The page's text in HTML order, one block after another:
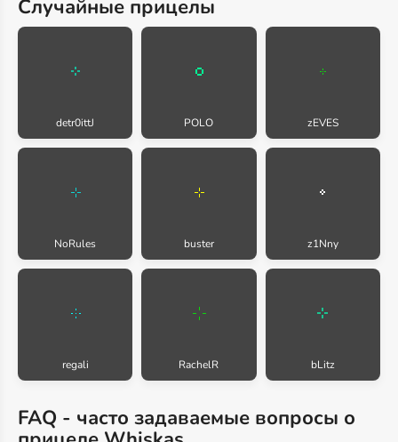
Случайные прицелы
detr0ittJ POLO zEVES
NoRules buster z1Nny
regali RachelR bLitz
FAQ - часто задаваемые вопросы о